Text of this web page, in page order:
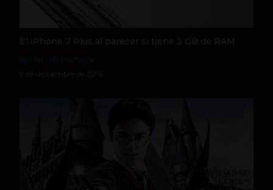
El iPhone 7 Plus al parecer sí tiene 3 GB de RAM
9 de septiembre de 2016